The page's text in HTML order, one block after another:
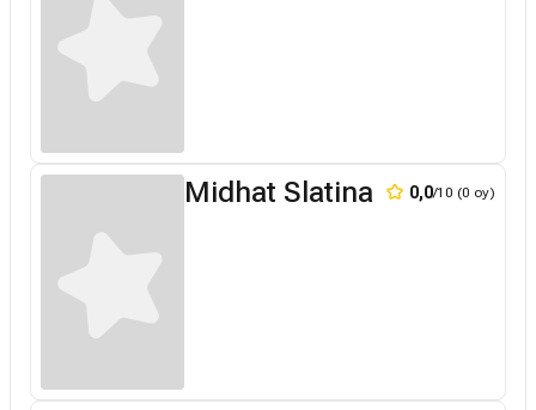
Midhat Slatina 0,0/10 (0 oy)